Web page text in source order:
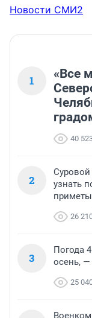
Новости СМИ2
1
«Все
40
2
узнать
приметы
26
3
Погода
осень,
25